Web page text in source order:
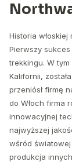
Historia
Pierwszy
trekkingu. W
Kalifornii,
przeniósł firmę
do Włoch firma
innowacyjnej
najwyższej
wśród światowej
produkcja